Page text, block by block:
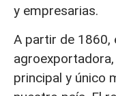
y empresarias.
A partir de 1860,
principal y único